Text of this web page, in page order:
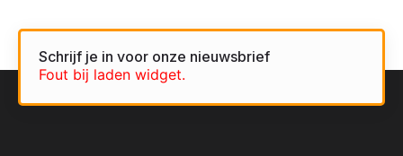
Schrijf je in voor onze nieuwsbrief
Fout bij laden widget.